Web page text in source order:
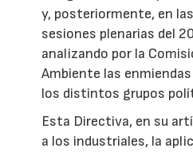
y, posteriormente, en
sesiones plenarias del
analizando por la
Ambiente las
los distintos grupos
Esta Directiva, en su
a los industriales, la